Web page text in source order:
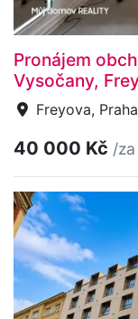
Pronájem
Vysočany,
Freyova,
40 000 Kč /